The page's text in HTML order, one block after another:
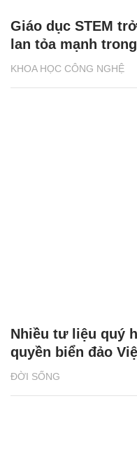
KHOA HỌC CÔNG NGHỆ
Giáo dục STEM
lan tỏa mạnh
ĐỜI SỐNG
Nhiều tư liệu quý
quyền biển đảo